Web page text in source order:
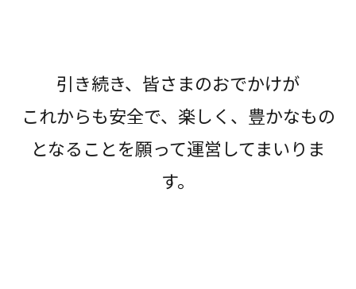
引き続き、皆さまのおでかけが
これからも安全で、楽しく、豊かなもの
となることを願って運営してまいりま
す。